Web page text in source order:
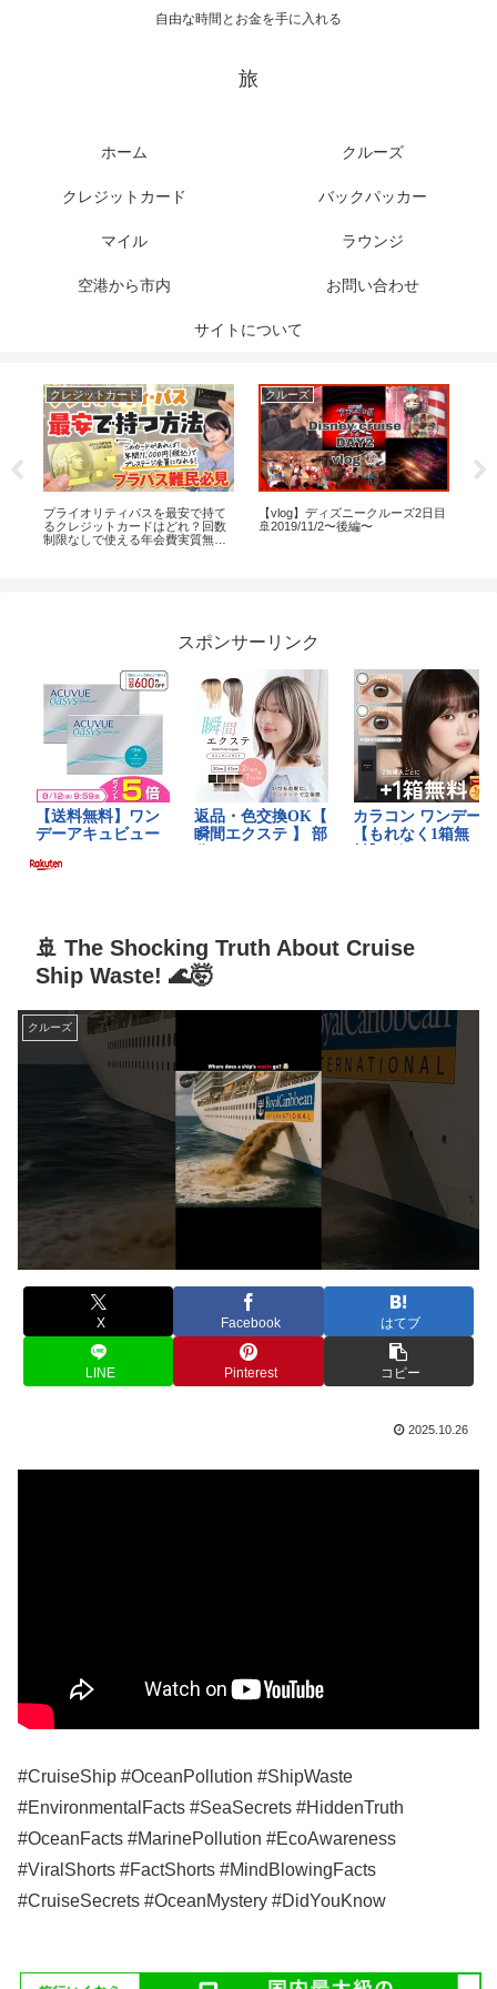
自由な時間とお金を手に入れる
旅
ホーム クルーズ
クレジットカード バックパッカー
マイル ラウンジ
空港から市内 お問い合わせ
サイトについて
クレジットカード
プライオリティパスを最安で持て
るクレジットカードはどれ？回数
制限なしで使える年会費実質無料
クルーズ
【vlog】ディズニークルーズ2日目
🚢2019/11/2〜後編〜
スポンサーリンク
🚢 The Shocking Truth About Cruise
Ship Waste! 🌊🤯
クルーズ
X Facebook はてブ
LINE Pinterest コピー
2025.10.26
#CruiseShip #OceanPollution #ShipWaste
#EnvironmentalFacts #SeaSecrets #HiddenTruth
#OceanFacts #MarinePollution #EcoAwareness
#ViralShorts #FactShorts #MindBlowingFacts
#CruiseSecrets #OceanMystery #DidYouKnow